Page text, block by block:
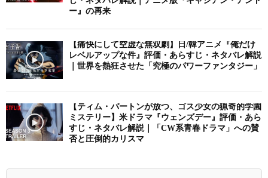
ー』の再来
【痛快にして空虚な無双劇】日/韓アニメ『俺だけ
レベルアップな件』評価・あらすじ・ネタバレ解説
｜世界を熱狂させた「究極のパワーファンタジー」
【ティム・バートンが放つ、ゴス少女の猟奇的学園
ミステリー】米ドラマ『ウェンズデー』評価・あら
すじ・ネタバレ解説｜「CW系青春ドラマ」への賛
否と圧倒的カリスマ